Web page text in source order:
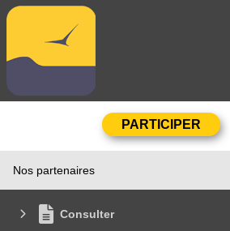
Nos partenaires
Consulter